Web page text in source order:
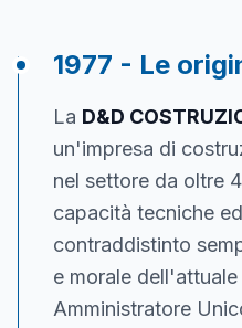
1977 - Le
La D&D
un'impresa di
nel settore da oltre
capacità tecniche
contraddistinto
e morale
Amministratore